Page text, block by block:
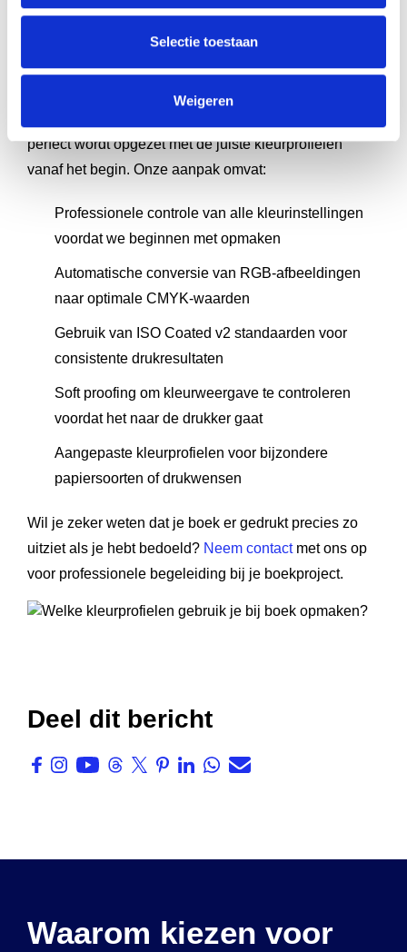
Selectie toestaan
Weigeren
kleurprofielen voor
boeken
perfect wordt opgezet met de juiste kleurprofielen
vanaf het begin. Onze aanpak omvat:
Professionele controle van alle kleurinstellingen
voordat we beginnen met opmaken
Automatische conversie van RGB-afbeeldingen
naar optimale CMYK-waarden
Gebruik van ISO Coated v2 standaarden voor
consistente drukresultaten
Soft proofing om kleurweergave te controleren
voordat het naar de drukker gaat
Aangepaste kleurprofielen voor bijzondere
papiersoorten of drukwensen
Wil je zeker weten dat je boek er gedrukt precies zo
uitziet als je hebt bedoeld? Neem contactmet ons op
voor professionele begeleiding bij je boekproject.
Deel dit bericht
Waarom kiezen voor